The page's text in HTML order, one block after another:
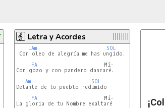
Letra y Acordes
LAm
SOL
Con oleo de alegría me has ungido.
FA
                      Mí-
Con gozo y con pandero danzaré.
LAm
SOL
Delante de tu pueblo redimido
FA
                      Mí-
La gloria de tu Nombre exaltaré